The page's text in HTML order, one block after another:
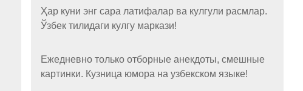
Ҳар куни энг сара латифалар ва кулгули расмлар.
Ўзбек тилидаги кулгу маркази!
Ежедневно только отборные анекдоты, смешные
картинки. Кузница юмора на узбекском языке!